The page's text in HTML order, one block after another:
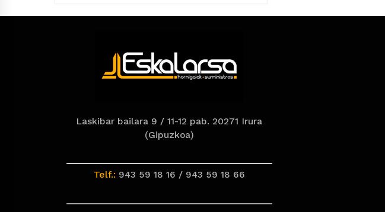
Laskibar bailara 9 / 11-12 pab. 20271 Irura
(Gipuzkoa)
Telf.: 943 59 18 16 / 943 59 18 66